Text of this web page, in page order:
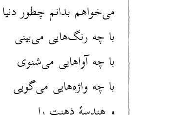
می‌خواهم بدانم چطور
با چه رنگ‌هایی می‌بینی
با چه آواهایی می‌شنوی‌
با چه واژه‌هایی می‌گویی